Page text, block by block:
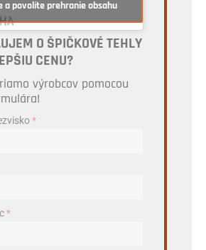
a povolíte prehranie obsahu
O ŠPIČKOVÉ TEHLY
CENU?
výrobcov pomocou
*
*